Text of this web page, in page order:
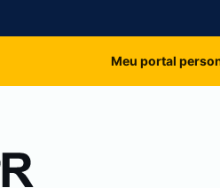
Meu portal